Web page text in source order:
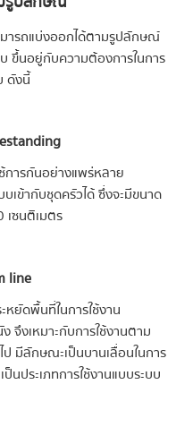
ารถแบ่งออกได้ตามรูปลักษณ์
ขึ้นอยู่กับความต้องการในการ
ดังนี้
การกันอย่างแพร่หลาย
เข้ากับชุดครัวได้ ซึ่งจะมีขนาด
เซนติเมตร
line
หยัดพื้นที่ในการใช้งาน
จึงเหมาะกับการใช้งานตาม
มีลักษณะเป็นบานเลื่อนในการ
นประเภทการใช้งานแบบระบบ